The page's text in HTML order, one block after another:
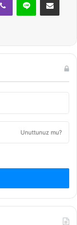
Unuttunuz mu?